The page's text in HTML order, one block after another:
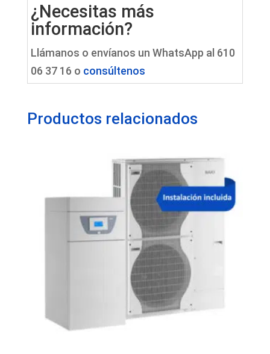
¿Necesitas más
información?
Llámanos o envíanos un WhatsApp al 610
06 37 16 o consúltenos
Productos relacionados